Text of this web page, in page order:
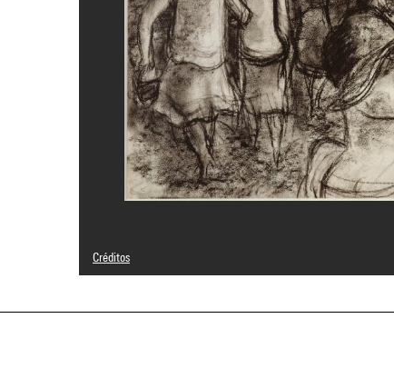
Créditos
© Adagp, Paris
Referencia de la imagen : 4R11516 [1998 CX 0141]